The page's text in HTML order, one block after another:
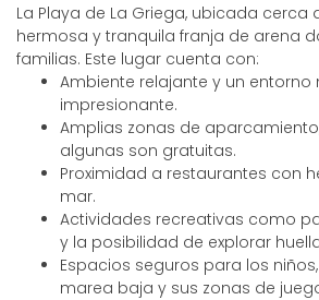
La Playa de La Griega, ubicada cerca
hermosa y tranquila franja de arena
familias. Este lugar cuenta con:
Ambiente relajante y un entorno
impresionante.
Amplias zonas de
algunas son gratuitas.
Proximidad a restaurantes con
mar.
Actividades recreativas como
y la posibilidad de explorar
Espacios seguros para los
marea baja y sus zonas de